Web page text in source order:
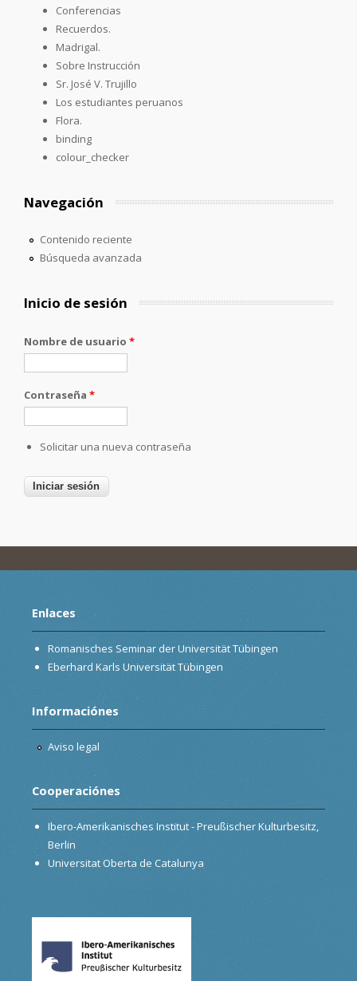
Conferencias
Recuerdos.
Madrigal.
Sobre Instrucción
Sr. José V. Trujillo
Los estudiantes peruanos
Flora.
binding
colour_checker
Navegación
Contenido reciente
Búsqueda avanzada
Inicio de sesión
Nombre de usuario *
Contraseña *
Solicitar una nueva contraseña
Enlaces
Romanisches Seminar der Universität Tübingen
Eberhard Karls Universität Tübingen
Informaciónes
Aviso legal
Cooperaciónes
Ibero-Amerikanisches Institut - Preußischer Kulturbesitz,
Berlin
Universitat Oberta de Catalunya